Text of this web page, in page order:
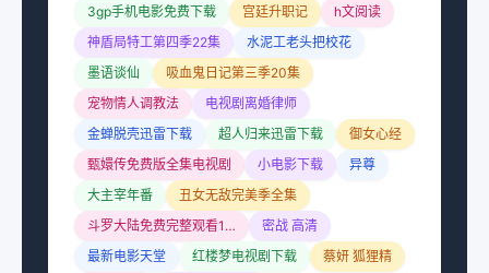
3gp手机电影免费下载
宫廷升职记
h文阅读
神盾局特工第四季22集
水泥工老头把校花
墨语谈仙
吸血鬼日记第三季20集
宠物情人调教法
电视剧离婚律师
金蝉脱壳迅雷下载
超人归来迅雷下载
御女心经
甄嬛传免费版全集电视剧
小电影下载
异尊
大主宰年番
丑女无敌完美季全集
斗罗大陆免费完整观看181集
密战 高清
最新电影天堂
红楼梦电视剧下载
蔡妍 狐狸精